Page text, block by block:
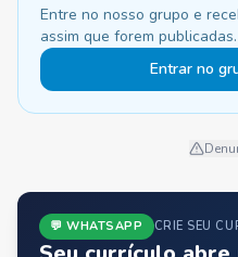
Entre no nosso grupo e
assim que forem
Entrar no
💬 WHATSAPP CRIE SEU